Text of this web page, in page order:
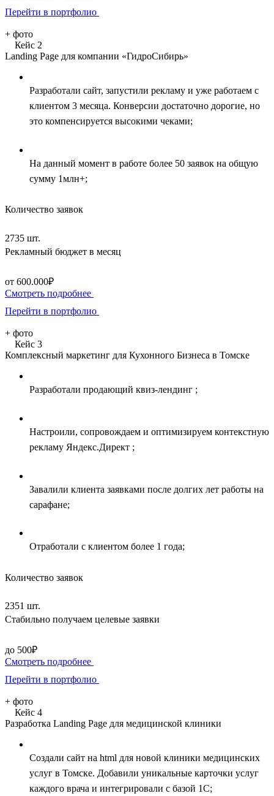
Перейти в портфолио
+ фото
Кейс 2
Landing Page для компании «ГидроСибирь»
Разработали сайт, запустили рекламу и уже работаем с
клиентом 3 месяца. Конверсии достаточно дорогие, но
это компенсируется высокими чеками;
На данный момент в работе более 50 заявок на общую
сумму 1млн+;
Количество заявок
2735 шт.
Рекламный бюджет в месяц
от 600.000₽
Смотреть подробнее
Перейти в портфолио
+ фото
Кейс 3
Комплексный маркетинг для Кухонного Бизнеса в Томске
Разработали продающий квиз-лендинг ;
Настроили, сопровождаем и оптимизируем контекстную
рекламу Яндекс.Директ ;
Завалили клиента заявками после долгих лет работы на
сарафане;
Отработали с клиентом более 1 года;
Количество заявок
2351 шт.
Стабильно получаем целевые заявки
до 500₽
Смотреть подробнее
Перейти в портфолио
+ фото
Кейс 4
Разработка Landing Page для медицинской клиники
Создали сайт на html для новой клиники медицинских
услуг в Томске. Добавили уникальные карточки услуг
каждого врача и интегрировали с базой 1С;